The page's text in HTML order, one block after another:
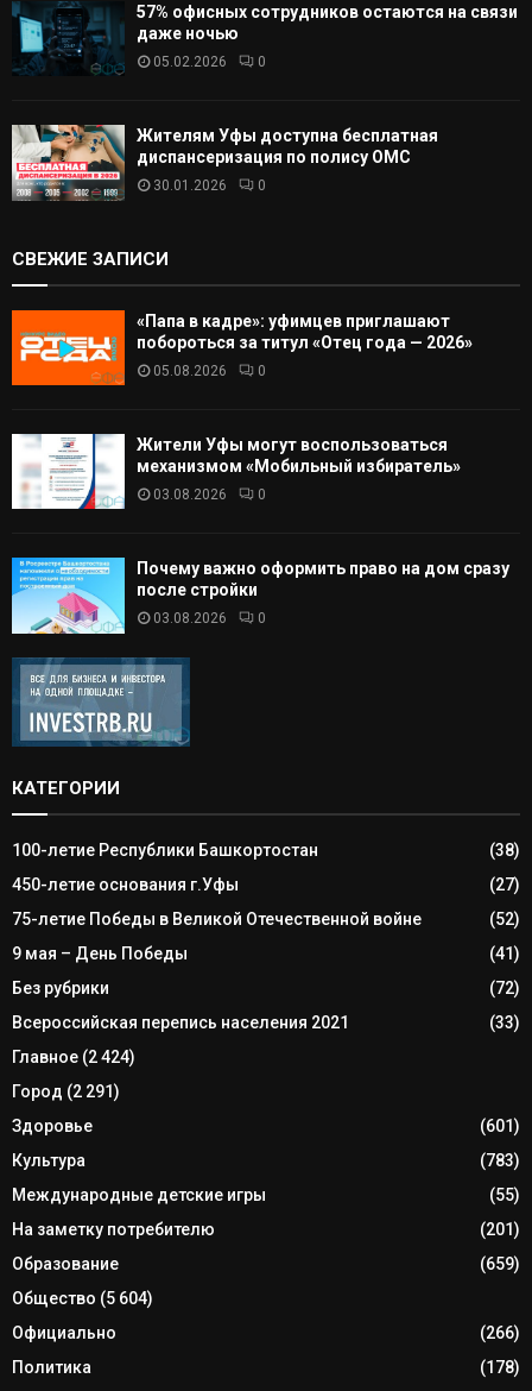
57% офисных сотрудников остаются на связи
даже ночью
05.02.2026 0
Жителям Уфы доступна бесплатная
диспансеризация по полису ОМС
30.01.2026 0
СВЕЖИЕ ЗАПИСИ
«Папа в кадре»: уфимцев приглашают
побороться за титул «Отец года — 2026»
05.08.2026 0
Жители Уфы могут воспользоваться
механизмом «Мобильный избиратель»
03.08.2026 0
Почему важно оформить право на дом сразу
после стройки
03.08.2026 0
КАТЕГОРИИ
100-летие Республики Башкортостан
(38)
450-летие основания г.Уфы
(27)
75-летие Победы в Великой Отечественной войне
(52)
9 мая – День Победы
(41)
Без рубрики
(72)
Всероссийская перепись населения 2021
(33)
Главное (2 424)
Город (2 291)
Здоровье
(601)
Культура
(783)
Международные детские игры
(55)
На заметку потребителю
(201)
Образование
(659)
Общество (5 604)
Официально
(266)
Политика
(178)